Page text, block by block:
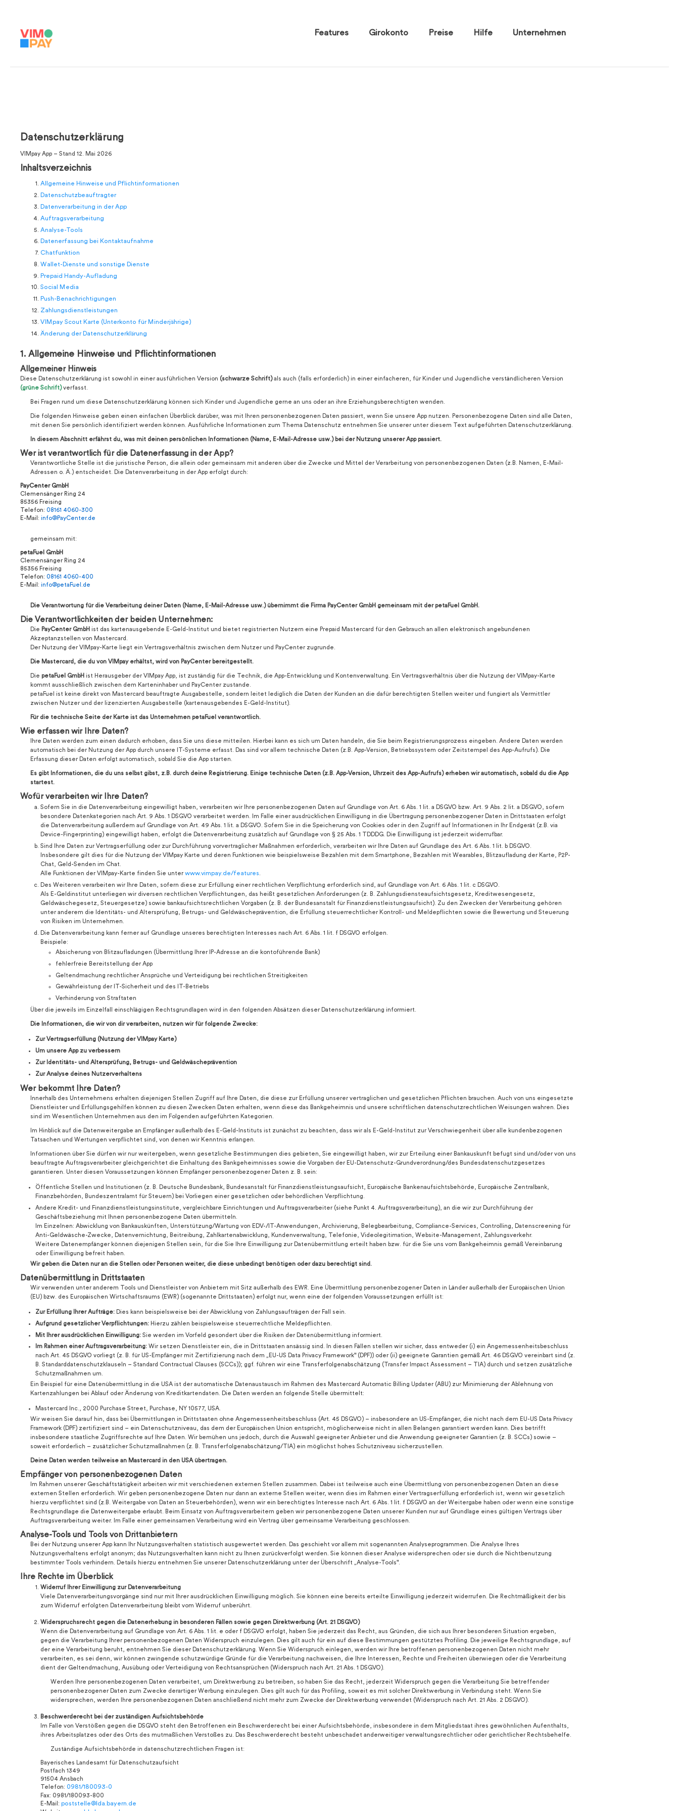
Features Girokonto Preise Hilfe Unternehmen
Datenschutzerklärung
VIMpay App – Stand 12. Mai 2026
Inhaltsverzeichnis
Allgemeine Hinweise und Pflichtinformationen
Datenschutzbeauftragter
Datenverarbeitung in der App
Auftragsverarbeitung
Analyse-Tools
Datenerfassung bei Kontaktaufnahme
Chatfunktion
Wallet-Dienste und sonstige Dienste
Prepaid Handy-Aufladung
Social Media
Push-Benachrichtigungen
Zahlungsdienstleistungen
VIMpay Scout Karte (Unterkonto für Minderjährige)
Änderung der Datenschutzerklärung
1. Allgemeine Hinweise und Pflichtinformationen
Allgemeiner Hinweis
Diese Datenschutzerklärung ist sowohl in einer ausführlichen Version (schwarze Schrift)als auch (falls erforderlich) in einer einfacheren, für Kinder und Jugendliche verständlicheren Version
(grüne Schrift)verfasst.
Bei Fragen rund um diese Datenschutzerklärung können sich Kinder und Jugendliche gerne an uns oder an ihre Erziehungsberechtigten wenden.
Die folgenden Hinweise geben einen einfachen Überblick darüber, was mit Ihren personenbezogenen Daten passiert, wenn Sie unsere App nutzen. Personenbezogene Daten sind alle Daten,
mit denen Sie persönlich identifiziert werden können. Ausführliche Informationen zum Thema Datenschutz entnehmen Sie unserer unter diesem Text aufgeführten Datenschutzerklärung.
In diesem Abschnitt erfährst du, was mit deinen persönlichen Informationen (Name, E-Mail-Adresse usw.) bei der Nutzung unserer App passiert.
Wer ist verantwortlich für die Datenerfassung in der App?
Verantwortliche Stelle ist die juristische Person, die allein oder gemeinsam mit anderen über die Zwecke und Mittel der Verarbeitung von personenbezogenen Daten (z.B. Namen, E-Mail-
Adressen o. Ä.) entscheidet. Die Datenverarbeitung in der App erfolgt durch:
PayCenter GmbH
Clemensänger Ring 24
85356 Freising
Telefon: 08161 4060-300
E-Mail: info@PayCenter.de
gemeinsam mit:
petaFuel GmbH
Clemensänger Ring 24
85356 Freising
Telefon: 08161 4060-400
E-Mail: info@petaFuel.de
Die Verantwortung für die Verarbeitung deiner Daten (Name, E-Mail-Adresse usw.) übernimmt die Firma PayCenter GmbH gemeinsam mit der petaFuel GmbH.
Die Verantwortlichkeiten der beiden Unternehmen:
Die PayCenter GmbH ist das kartenausgebende E-Geld-Institut und bietet registrierten Nutzern eine Prepaid Mastercard für den Gebrauch an allen elektronisch angebundenen
Akzeptanzstellen von Mastercard.
Der Nutzung der VIMpay-Karte liegt ein Vertragsverhältnis zwischen dem Nutzer und PayCenter zugrunde.
Die Mastercard, die du von VIMpay erhältst, wird von PayCenter bereitgestellt.
Die petaFuel GmbH ist Herausgeber der VIMpay App, ist zuständig für die Technik, die App-Entwicklung und Kontenverwaltung. Ein Vertragsverhältnis über die Nutzung der VIMpay-Karte
kommt ausschließlich zwischen dem Karteninhaber und PayCenter zustande.
petaFuel ist keine direkt von Mastercard beauftragte Ausgabestelle, sondern leitet lediglich die Daten der Kunden an die dafür berechtigten Stellen weiter und fungiert als Vermittler
zwischen Nutzer und der lizenzierten Ausgabestelle (kartenausgebendes E-Geld-Institut).
Für die technische Seite der Karte ist das Unternehmen petaFuel verantwortlich.
Wie erfassen wir Ihre Daten?
Ihre Daten werden zum einen dadurch erhoben, dass Sie uns diese mitteilen. Hierbei kann es sich um Daten handeln, die Sie beim Registrierungsprozess eingeben. Andere Daten werden
automatisch bei der Nutzung der App durch unsere IT-Systeme erfasst. Das sind vor allem technische Daten (z.B. App-Version, Betriebssystem oder Zeitstempel des App-Aufrufs). Die
Erfassung dieser Daten erfolgt automatisch, sobald Sie die App starten.
Es gibt Informationen, die du uns selbst gibst, z.B. durch deine Registrierung. Einige technische Daten (z.B. App-Version, Uhrzeit des App-Aufrufs) erheben wir automatisch, sobald du die App
startest.
Wofür verarbeiten wir Ihre Daten?
Sofern Sie in die Datenverarbeitung eingewilligt haben, verarbeiten wir Ihre personenbezogenen Daten auf Grundlage von Art. 6 Abs. 1 lit. a DSGVO bzw. Art. 9 Abs. 2 lit. a DSGVO, sofern
besondere Datenkategorien nach Art. 9 Abs. 1 DSGVO verarbeitet werden. Im Falle einer ausdrücklichen Einwilligung in die Übertragung personenbezogener Daten in Drittstaaten erfolgt
die Datenverarbeitung außerdem auf Grundlage von Art. 49 Abs. 1 lit. a DSGVO. Sofern Sie in die Speicherung von Cookies oder in den Zugriff auf Informationen in Ihr Endgerät (z.B. via
Device-Fingerprinting) eingewilligt haben, erfolgt die Datenverarbeitung zusätzlich auf Grundlage von § 25 Abs. 1 TDDDG. Die Einwilligung ist jederzeit widerrufbar.
Sind Ihre Daten zur Vertragserfüllung oder zur Durchführung vorvertraglicher Maßnahmen erforderlich, verarbeiten wir Ihre Daten auf Grundlage des Art. 6 Abs. 1 lit. b DSGVO.
Insbesondere gilt dies für die Nutzung der VIMpay Karte und deren Funktionen wie beispielsweise Bezahlen mit dem Smartphone, Bezahlen mit Wearables, Blitzaufladung der Karte, P2P-
Chat, Geld-Senden im Chat.
Alle Funktionen der VIMpay-Karte finden Sie unter www.vimpay.de/features.
Des Weiteren verarbeiten wir Ihre Daten, sofern diese zur Erfüllung einer rechtlichen Verpflichtung erforderlich sind, auf Grundlage von Art. 6 Abs. 1 lit. c DSGVO.
Als E-Geldinstitut unterliegen wir diversen rechtlichen Verpflichtungen, das heißt gesetzlichen Anforderungen (z. B. Zahlungsdiensteaufsichtsgesetz, Kreditwesengesetz,
Geldwäschegesetz, Steuergesetze) sowie bankaufsichtsrechtlichen Vorgaben (z. B. der Bundesanstalt für Finanzdienstleistungsaufsicht). Zu den Zwecken der Verarbeitung gehören
unter anderem die Identitäts- und Altersprüfung, Betrugs- und Geldwäscheprävention, die Erfüllung steuerrechtlicher Kontroll- und Meldepflichten sowie die Bewertung und Steuerung
von Risiken im Unternehmen.
Die Datenverarbeitung kann ferner auf Grundlage unseres berechtigten Interesses nach Art. 6 Abs. 1 lit. f DSGVO erfolgen.
Beispiele:
Absicherung von Blitzaufladungen (Übermittlung Ihrer IP-Adresse an die kontoführende Bank)
fehlerfreie Bereitstellung der App
Geltendmachung rechtlicher Ansprüche und Verteidigung bei rechtlichen Streitigkeiten
Gewährleistung der IT-Sicherheit und des IT-Betriebs
Verhinderung von Straftaten
Über die jeweils im Einzelfall einschlägigen Rechtsgrundlagen wird in den folgenden Absätzen dieser Datenschutzerklärung informiert.
Die Informationen, die wir von dir verarbeiten, nutzen wir für folgende Zwecke:
Zur Vertragserfüllung (Nutzung der VIMpay Karte)
Um unsere App zu verbessern
Zur Identitäts- und Altersprüfung, Betrugs- und Geldwäscheprävention
Zur Analyse deines Nutzerverhaltens
Wer bekommt Ihre Daten?
Innerhalb des Unternehmens erhalten diejenigen Stellen Zugriff auf Ihre Daten, die diese zur Erfüllung unserer vertraglichen und gesetzlichen Pflichten brauchen. Auch von uns eingesetzte
Dienstleister und Erfüllungsgehilfen können zu diesen Zwecken Daten erhalten, wenn diese das Bankgeheimnis und unsere schriftlichen datenschutzrechtlichen Weisungen wahren. Dies
sind im Wesentlichen Unternehmen aus den im Folgenden aufgeführten Kategorien.
Im Hinblick auf die Datenweitergabe an Empfänger außerhalb des E-Geld-Instituts ist zunächst zu beachten, dass wir als E-Geld-Institut zur Verschwiegenheit über alle kundenbezogenen
Tatsachen und Wertungen verpflichtet sind, von denen wir Kenntnis erlangen.
Informationen über Sie dürfen wir nur weitergeben, wenn gesetzliche Bestimmungen dies gebieten, Sie eingewilligt haben, wir zur Erteilung einer Bankauskunft befugt sind und/oder von uns
beauftragte Auftragsverarbeiter gleichgerichtet die Einhaltung des Bankgeheimnisses sowie die Vorgaben der EU-Datenschutz-Grundverordnung/des Bundesdatenschutzgesetzes
garantieren. Unter diesen Voraussetzungen können Empfänger personenbezogener Daten z. B. sein:
Öffentliche Stellen und Institutionen (z. B. Deutsche Bundesbank, Bundesanstalt für Finanzdienstleistungsaufsicht, Europäische Bankenaufsichtsbehörde, Europäische Zentralbank,
Finanzbehörden, Bundeszentralamt für Steuern) bei Vorliegen einer gesetzlichen oder behördlichen Verpflichtung.
Andere Kredit- und Finanzdienstleistungsinstitute, vergleichbare Einrichtungen und Auftragsverarbeiter (siehe Punkt 4. Auftragsverarbeitung), an die wir zur Durchführung der
Geschäftsbeziehung mit Ihnen personenbezogene Daten übermitteln.
Im Einzelnen: Abwicklung von Bankauskünften, Unterstützung/Wartung von EDV-/IT-Anwendungen, Archivierung, Belegbearbeitung, Compliance-Services, Controlling, Datenscreening für
Anti-Geldwäsche-Zwecke, Datenvernichtung, Beitreibung, Zahlkartenabwicklung, Kundenverwaltung, Telefonie, Videolegitimation, Website-Management, Zahlungsverkehr.
Weitere Datenempfänger können diejenigen Stellen sein, für die Sie Ihre Einwilligung zur Datenübermittlung erteilt haben bzw. für die Sie uns vom Bankgeheimnis gemäß Vereinbarung
oder Einwilligung befreit haben.
Wir geben die Daten nur an die Stellen oder Personen weiter, die diese unbedingt benötigen oder dazu berechtigt sind.
Datenübermittlung in Drittstaaten
Wir verwenden unter anderem Tools und Dienstleister von Anbietern mit Sitz außerhalb des EWR. Eine Übermittlung personenbezogener Daten in Länder außerhalb der Europäischen Union
(EU) bzw. des Europäischen Wirtschaftsraums (EWR) (sogenannte Drittstaaten) erfolgt nur, wenn eine der folgenden Voraussetzungen erfüllt ist:
Zur Erfüllung Ihrer Aufträge: Dies kann beispielsweise bei der Abwicklung von Zahlungsaufträgen der Fall sein.
Aufgrund gesetzlicher Verpflichtungen: Hierzu zählen beispielsweise steuerrechtliche Meldepflichten.
Mit Ihrer ausdrücklichen Einwilligung: Sie werden im Vorfeld gesondert über die Risiken der Datenübermittlung informiert.
Im Rahmen einer Auftragsverarbeitung: Wir setzen Dienstleister ein, die in Drittstaaten ansässig sind. In diesen Fällen stellen wir sicher, dass entweder (i) ein Angemessenheitsbeschluss
nach Art. 45 DSGVO vorliegt (z. B. für US-Empfänger mit Zertifizierung nach dem „EU-US Data Privacy Framework" (DPF)) oder (ii) geeignete Garantien gemäß Art. 46 DSGVO vereinbart sind (z.
B. Standarddatenschutzklauseln – Standard Contractual Clauses (SCCs)); ggf. führen wir eine Transferfolgenabschätzung (Transfer Impact Assessment – TIA) durch und setzen zusätzliche
Schutzmaßnahmen um.
Ein Beispiel für eine Datenübermittlung in die USA ist der automatische Datenaustausch im Rahmen des Mastercard Automatic Billing Updater (ABU) zur Minimierung der Ablehnung von
Kartenzahlungen bei Ablauf oder Änderung von Kreditkartendaten. Die Daten werden an folgende Stelle übermittelt:
Mastercard Inc., 2000 Purchase Street, Purchase, NY 10577, USA.
Wir weisen Sie darauf hin, dass bei Übermittlungen in Drittstaaten ohne Angemessenheitsbeschluss (Art. 45 DSGVO) – insbesondere an US-Empfänger, die nicht nach dem EU-US Data Privacy
Framework (DPF) zertifiziert sind – ein Datenschutzniveau, das dem der Europäischen Union entspricht, möglicherweise nicht in allen Belangen garantiert werden kann. Dies betrifft
insbesondere staatliche Zugriffsrechte auf Ihre Daten. Wir bemühen uns jedoch, durch die Auswahl geeigneter Anbieter und die Anwendung geeigneter Garantien (z. B. SCCs) sowie –
soweit erforderlich – zusätzlicher Schutzmaßnahmen (z. B. Transferfolgenabschätzung/TIA) ein möglichst hohes Schutzniveau sicherzustellen.
Deine Daten werden teilweise an Mastercard in den USA übertragen.
Empfänger von personenbezogenen Daten
Im Rahmen unserer Geschäftstätigkeit arbeiten wir mit verschiedenen externen Stellen zusammen. Dabei ist teilweise auch eine Übermittlung von personenbezogenen Daten an diese
externen Stellen erforderlich. Wir geben personenbezogene Daten nur dann an externe Stellen weiter, wenn dies im Rahmen einer Vertragserfüllung erforderlich ist, wenn wir gesetzlich
hierzu verpflichtet sind (z.B. Weitergabe von Daten an Steuerbehörden), wenn wir ein berechtigtes Interesse nach Art. 6 Abs. 1 lit. f DSGVO an der Weitergabe haben oder wenn eine sonstige
Rechtsgrundlage die Datenweitergabe erlaubt. Beim Einsatz von Auftragsverarbeitern geben wir personenbezogene Daten unserer Kunden nur auf Grundlage eines gültigen Vertrags über
Auftragsverarbeitung weiter. Im Falle einer gemeinsamen Verarbeitung wird ein Vertrag über gemeinsame Verarbeitung geschlossen.
Analyse-Tools und Tools von Drittanbietern
Bei der Nutzung unserer App kann Ihr Nutzungsverhalten statistisch ausgewertet werden. Das geschieht vor allem mit sogenannten Analyseprogrammen. Die Analyse Ihres
Nutzungsverhaltens erfolgt anonym; das Nutzungsverhalten kann nicht zu Ihnen zurückverfolgt werden. Sie können dieser Analyse widersprechen oder sie durch die Nichtbenutzung
bestimmter Tools verhindern. Details hierzu entnehmen Sie unserer Datenschutzerklärung unter der Überschrift „Analyse-Tools".
Ihre Rechte im Überblick
Widerruf Ihrer Einwilligung zur Datenverarbeitung
Viele Datenverarbeitungsvorgänge sind nur mit Ihrer ausdrücklichen Einwilligung möglich. Sie können eine bereits erteilte Einwilligung jederzeit widerrufen. Die Rechtmäßigkeit der bis
zum Widerruf erfolgten Datenverarbeitung bleibt vom Widerruf unberührt.
Widerspruchsrecht gegen die Datenerhebung in besonderen Fällen sowie gegen Direktwerbung (Art. 21 DSGVO)
Wenn die Datenverarbeitung auf Grundlage von Art. 6 Abs. 1 lit. e oder f DSGVO erfolgt, haben Sie jederzeit das Recht, aus Gründen, die sich aus Ihrer besonderen Situation ergeben,
gegen die Verarbeitung Ihrer personenbezogenen Daten Widerspruch einzulegen. Dies gilt auch für ein auf diese Bestimmungen gestütztes Profiling. Die jeweilige Rechtsgrundlage, auf
der eine Verarbeitung beruht, entnehmen Sie dieser Datenschutzerklärung. Wenn Sie Widerspruch einlegen, werden wir Ihre betroffenen personenbezogenen Daten nicht mehr
verarbeiten, es sei denn, wir können zwingende schutzwürdige Gründe für die Verarbeitung nachweisen, die Ihre Interessen, Rechte und Freiheiten überwiegen oder die Verarbeitung
dient der Geltendmachung, Ausübung oder Verteidigung von Rechtsansprüchen (Widerspruch nach Art. 21 Abs. 1 DSGVO).
Werden Ihre personenbezogenen Daten verarbeitet, um Direktwerbung zu betreiben, so haben Sie das Recht, jederzeit Widerspruch gegen die Verarbeitung Sie betreffender
personenbezogener Daten zum Zwecke derartiger Werbung einzulegen. Dies gilt auch für das Profiling, soweit es mit solcher Direktwerbung in Verbindung steht. Wenn Sie
widersprechen, werden Ihre personenbezogenen Daten anschließend nicht mehr zum Zwecke der Direktwerbung verwendet (Widerspruch nach Art. 21 Abs. 2 DSGVO).
Beschwerderecht bei der zuständigen Aufsichtsbehörde
Im Falle von Verstößen gegen die DSGVO steht den Betroffenen ein Beschwerderecht bei einer Aufsichtsbehörde, insbesondere in dem Mitgliedstaat ihres gewöhnlichen Aufenthalts,
ihres Arbeitsplatzes oder des Orts des mutmaßlichen Verstoßes zu. Das Beschwerderecht besteht unbeschadet anderweitiger verwaltungsrechtlicher oder gerichtlicher Rechtsbehelfe.
Zuständige Aufsichtsbehörde in datenschutzrechtlichen Fragen ist:
Bayerisches Landesamt für Datenschutzaufsicht
Postfach 1349
91504 Ansbach
Telefon: 0981/180093-0
Fax: 0981/180093-800
E-Mail: poststelle@lda.bayern.de